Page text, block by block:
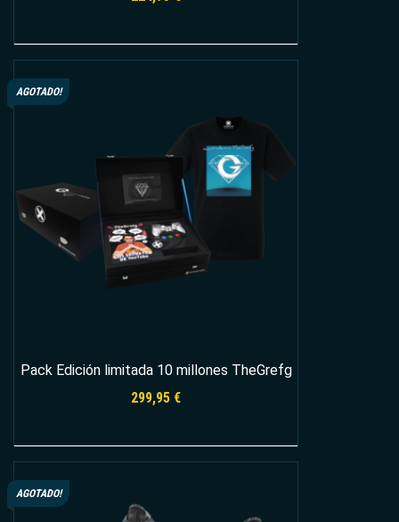
Leer más
AGOTADO!
Pack Edición limitada 10 millones TheGrefg
299,95 €
Leer más
AGOTADO!